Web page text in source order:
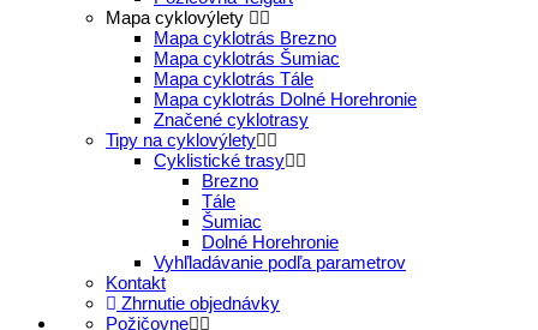
Mapa cyklovýlety
Mapa cyklotrás Brezno
Mapa cyklotrás Šumiac
Mapa cyklotrás Tále
Mapa cyklotrás Dolné Horehronie
Značené cyklotrasy
Tipy na cyklovýlety
Cyklistické trasy
Brezno
Tále
Šumiac
Dolné Horehronie
Vyhľladávanie podľa parametrov
Kontakt
Zhrnutie objednávky
Požičovne